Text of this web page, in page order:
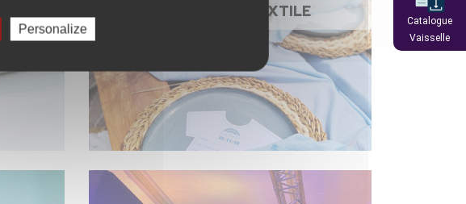
NAPPAGE ET TEXTILE
Catalogue
Vaisselle
Personalize